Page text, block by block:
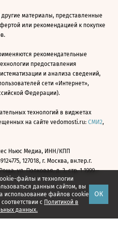
файлы и технологии
данным сайтом, вы
использование файлов cookie
с Политикой в
данных.
ОК
материалы, представленные
или рекомендацией к покупке
рекомендательные
предоставления
и анализа сведений,
сети «Интернет»,
Федерации).
технологий в виджетах
на сайте vedomosti.ru: СМИ2,
Ньюс Медиа, ИНН/КПП
127018, г. Москва, вн.тер.г.
ул. Полковая, д. 3, стр. 1 1999—